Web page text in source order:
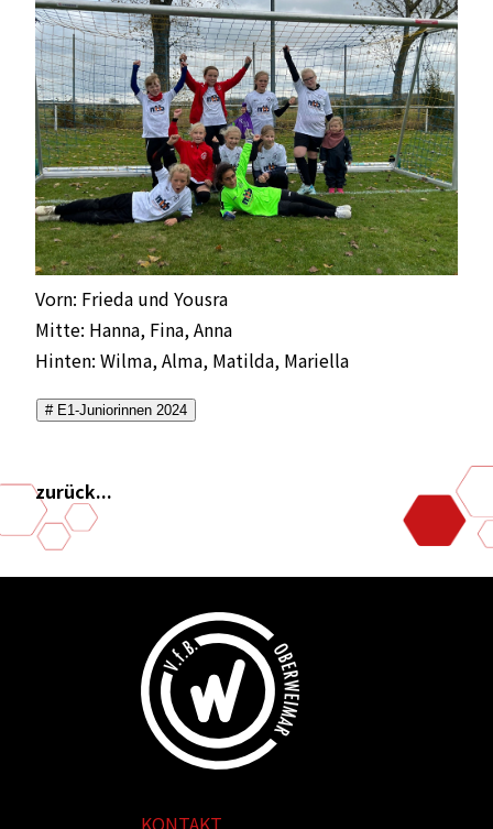
Vorn: Frieda und Yousra
Mitte: Hanna, Fina, Anna
Hinten: Wilma, Alma, Matilda, Mariella
# E1-Juniorinnen 2024
zurück...